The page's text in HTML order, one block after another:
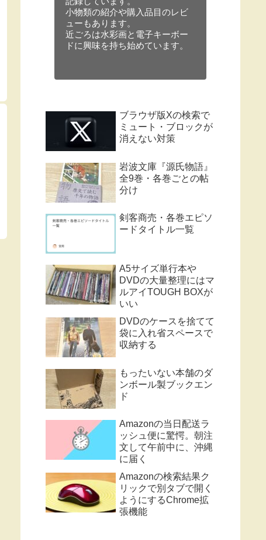
小物類の紹介や購入品目のレビ
ューもあります。
近ごろは水彩画と電子キーボー
ドに興味を持ち始めています。
ブラウザ版Xの検索で
ミュート・ブロックが
消えない対策
岩波文庫『源氏物語』
全9巻・各巻ごとの帖
分け
剣客商売・各巻エピソ
ードタイトル一覧
A5サイズ単行本や
DVDの大量整理にはマ
ルアイTOUGH BOXが
いい
DVDのケースを捨てて
袋に入れ省スペースで
収納する
もったいない本舗のダ
ンボール製ブックエン
ド
Amazonの当日配送ラ
ッシュ便に驚愕。朝注
文して午前中に、沖縄
に届く
Amazonの検索結果ク
リックで別タブで開く
ようにするChrome拡
張機能